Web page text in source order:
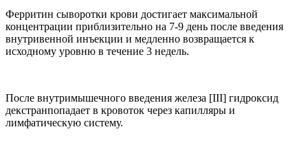
Ферритин сыворотки крови достигает максимальной
концентрации приблизительно на 7-9 день после введения
внутривенной инъекции и медленно возвращается к
исходному уровню в течение 3 недель.
После внутримышечного введения железа [III] гидроксид
декстранпопадает в кровоток через капилляры и
лимфатическую систему.